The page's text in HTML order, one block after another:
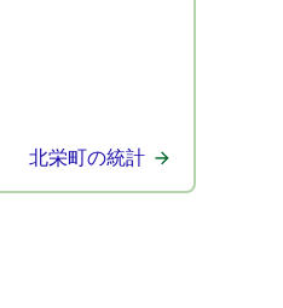
北栄町の統計